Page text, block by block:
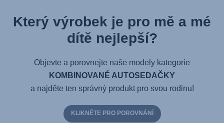
Který výrobek je pro mě a mé
dítě nejlepší?
Objevte a porovnejte naše modely kategorie
KOMBINOVANÉ AUTOSEDAČKY
a najděte ten správný produkt pro svou rodinu!
KLIKNĚTE PRO POROVNÁNÍ